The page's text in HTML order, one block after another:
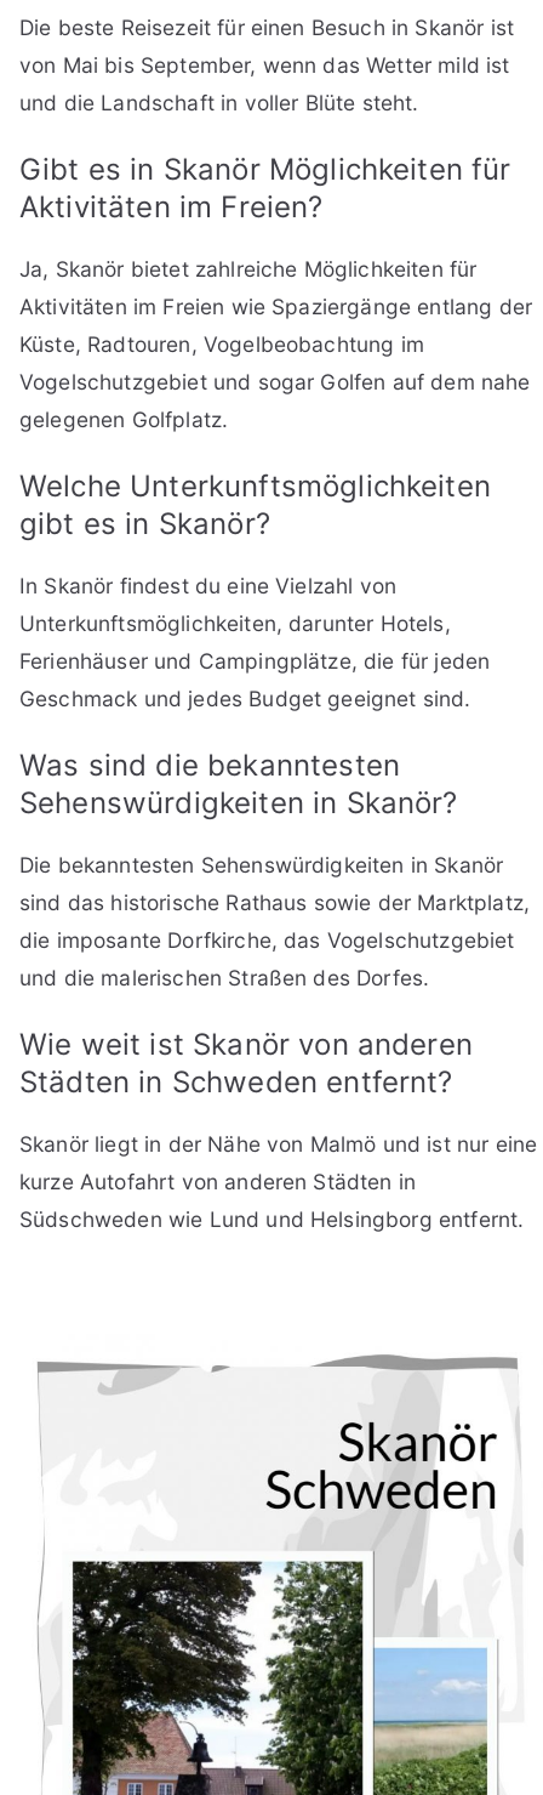
Die beste Reisezeit für einen Besuch in Skanör ist
von Mai bis September, wenn das Wetter mild ist
und die Landschaft in voller Blüte steht.
Gibt es in Skanör Möglichkeiten für
Aktivitäten im Freien?
Ja, Skanör bietet zahlreiche Möglichkeiten für
Aktivitäten im Freien wie Spaziergänge entlang der
Küste, Radtouren, Vogelbeobachtung im
Vogelschutzgebiet und sogar Golfen auf dem nahe
gelegenen Golfplatz.
Welche Unterkunftsmöglichkeiten
gibt es in Skanör?
In Skanör findest du eine Vielzahl von
Unterkunftsmöglichkeiten, darunter Hotels,
Ferienhäuser und Campingplätze, die für jeden
Geschmack und jedes Budget geeignet sind.
Was sind die bekanntesten
Sehenswürdigkeiten in Skanör?
Die bekanntesten Sehenswürdigkeiten in Skanör
sind das historische Rathaus sowie der Marktplatz,
die imposante Dorfkirche, das Vogelschutzgebiet
und die malerischen Straßen des Dorfes.
Wie weit ist Skanör von anderen
Städten in Schweden entfernt?
Skanör liegt in der Nähe von Malmö und ist nur eine
kurze Autofahrt von anderen Städten in
Südschweden wie Lund und Helsingborg entfernt.